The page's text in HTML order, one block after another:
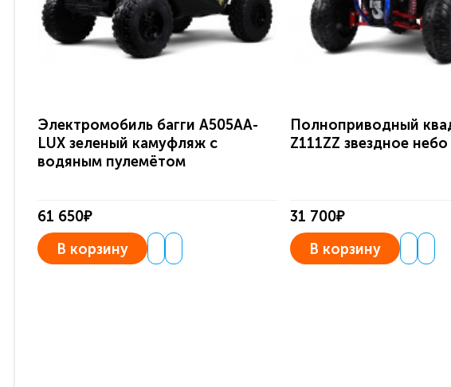
Электромобиль багги A505AA-
LUX зеленый камуфляж с
водяным пулемётом
61 650₽
В корзину
Полноприводный
Z111ZZ звездное небо
31 700₽
В корзину